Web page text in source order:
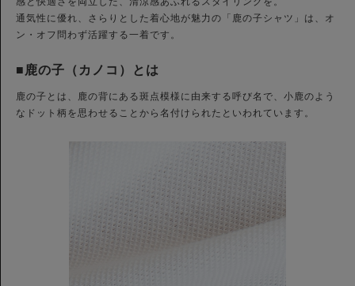
通気性に優れ、さらりとした着心地が魅力の「鹿の子シャツ」は、オ
ン・オフ問わず活躍する一着です。
■鹿の子（カノコ）とは
鹿の子とは、鹿の背にある斑点模様に由来する呼び名で、小鹿のよう
なドット柄を思わせることから名付けられたといわれています。